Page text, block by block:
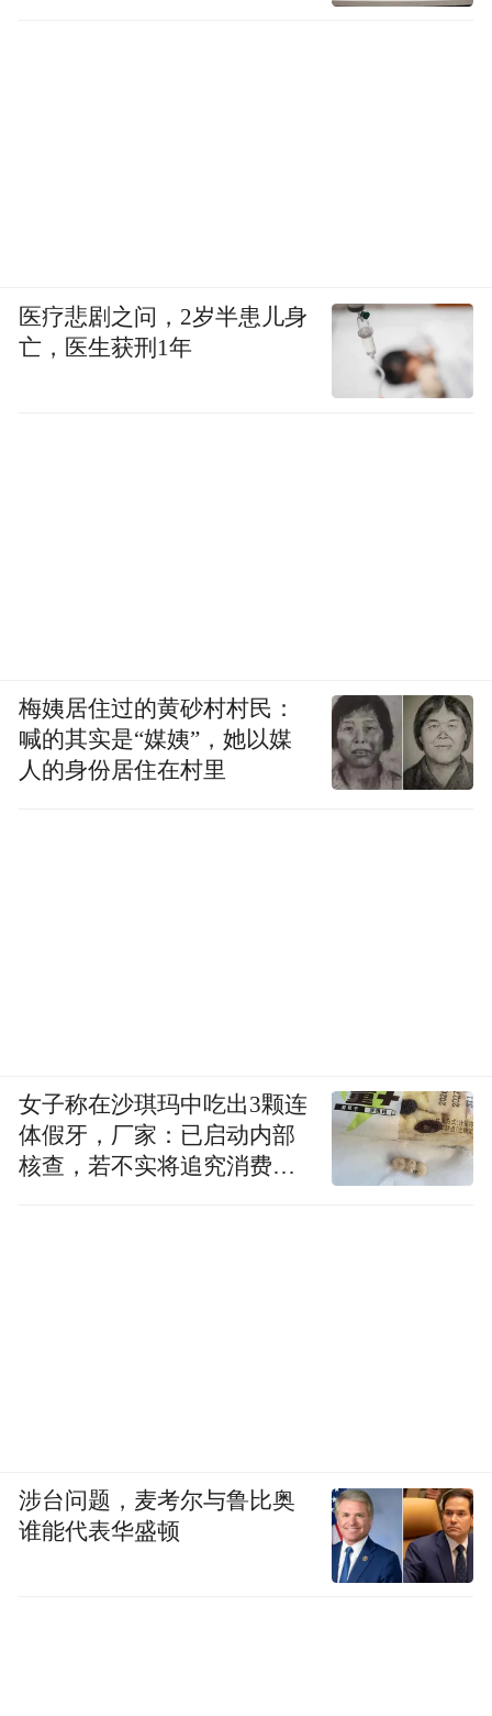
医疗悲剧之问，2岁半患儿身
亡，医生获刑1年
梅姨居住过的黄砂村村民：
喊的其实是“媒姨”，她以媒
人的身份居住在村里
女子称在沙琪玛中吃出3颗连
体假牙，厂家：已启动内部
核查，若不实将追究消费者
涉台问题，麦考尔与鲁比奥
谁能代表华盛顿